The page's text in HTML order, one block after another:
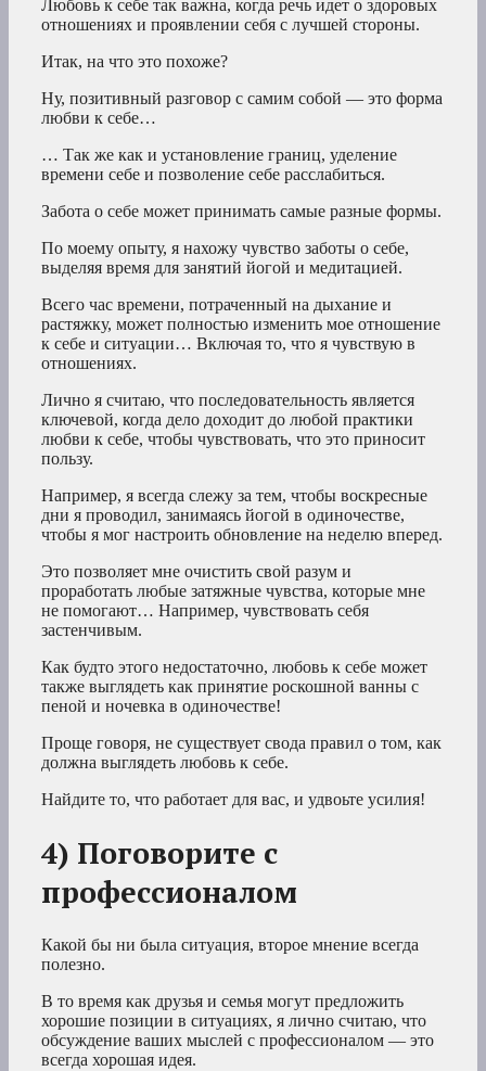
Любовь к себе так важна, когда речь идет о здоровых
отношениях и проявлении себя с лучшей стороны.
Итак, на что это похоже?
Ну, позитивный разговор с самим собой — это форма
любви к себе…
… Так же как и установление границ, уделение
времени себе и позволение себе расслабиться.
Забота о себе может принимать самые разные формы.
По моему опыту, я нахожу чувство заботы о себе,
выделяя время для занятий йогой и медитацией.
Всего час времени, потраченный на дыхание и
растяжку, может полностью изменить мое отношение
к себе и ситуации… Включая то, что я чувствую в
отношениях.
Лично я считаю, что последовательность является
ключевой, когда дело доходит до любой практики
любви к себе, чтобы чувствовать, что это приносит
пользу.
Например, я всегда слежу за тем, чтобы воскресные
дни я проводил, занимаясь йогой в одиночестве,
чтобы я мог настроить обновление на неделю вперед.
Это позволяет мне очистить свой разум и
проработать любые затяжные чувства, которые мне
не помогают… Например, чувствовать себя
застенчивым.
Как будто этого недостаточно, любовь к себе может
также выглядеть как принятие роскошной ванны с
пеной и ночевка в одиночестве!
Проще говоря, не существует свода правил о том, как
должна выглядеть любовь к себе.
Найдите то, что работает для вас, и удвоьте усилия!
4) Поговорите с
профессионалом
Какой бы ни была ситуация, второе мнение всегда
полезно.
В то время как друзья и семья могут предложить
хорошие позиции в ситуациях, я лично считаю, что
обсуждение ваших мыслей с профессионалом — это
всегда хорошая идея.